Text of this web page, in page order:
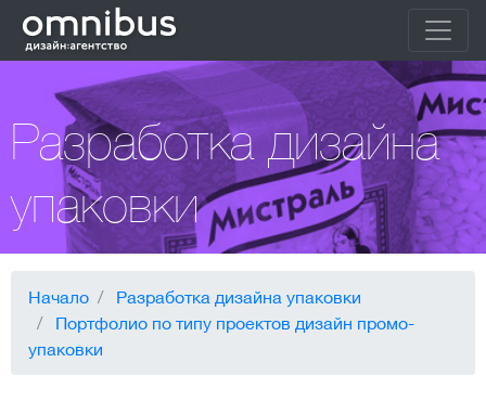
Разработка дизайна
упаковки
Начало
Разработка дизайна упаковки
Портфолио по типу проектов дизайн промо-
упаковки